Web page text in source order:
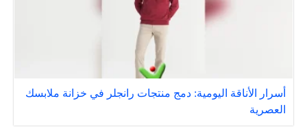
أسرار الأناقة اليومية: دمج منتجات رانجلر في خزانة ملابسك
العصرية